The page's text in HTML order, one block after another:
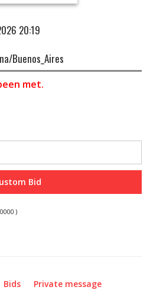
20:19
Buenos_Aires
met.
Bid
)
Bids Private message